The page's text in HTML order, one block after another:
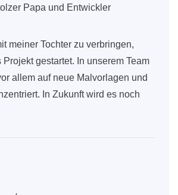
Papa und Entwickler
meiner Tochter zu verbringen,
Projekt gestartet. In unserem Team
allem auf neue Malvorlagen und
In Zukunft wird es noch